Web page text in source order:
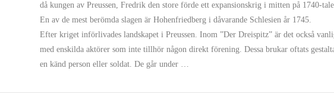
då kungen av Preussen, Fredrik den store förde ett expansionskrig i mitten på 1740-
En av de mest berömda slagen är Hohenfriedberg i dåvarande Schlesien år 1745.
Efter kriget införlivades landskapet i Preussen. Inom ”Der Dreispitz” är det också
med enskilda aktörer som inte tillhör någon direkt förening. Dessa brukar oftats
en känd person eller soldat. De går under …